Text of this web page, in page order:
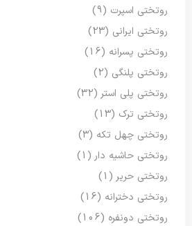
روتختی اسپرت (9)
روتختی ایرانی (23)
روتختی پسرانه (16)
روتختی پلنگی (2)
روتختی پلی استر (32)
روتختی ترک (13)
روتختی چهل تکه (3)
روتختی حاشیه دار (1)
روتختی حریر (1)
روتختی دخترانه (16)
روتختی دونفره (106)